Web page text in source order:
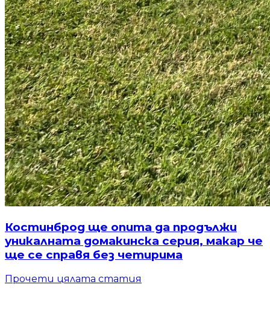
Костинброд ще опита да продължи
уникалната домакинска серия, макар че
ще се справя без четирима
Прочети цялата статия